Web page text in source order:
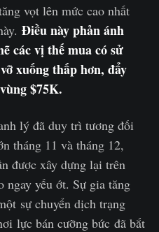
vọt lên mức cao nhất
Điều này phản ánh
các vị thế mua có sử
xuống thấp hơn, đẩy
$75K.
lý đã duy trì tương đối
tháng 11 và tháng 12,
được xây dựng lại trên
ngay yếu ớt. Sự gia tăng
sự chuyển dịch trạng
lực bán cưỡng bức đã bắt